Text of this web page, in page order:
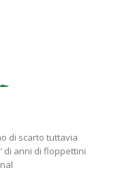
di scarto tuttavia
di anni di floppettini